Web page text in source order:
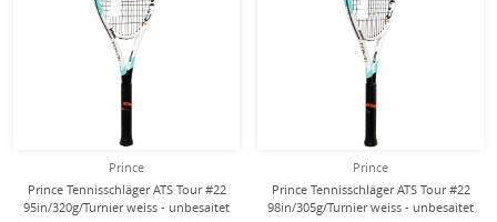
Prince
Prince Tennisschläger ATS Tour #22
95in/320g/Turnier weiss - unbesaitet
Prince
Prince Tennisschläger ATS Tour #22
98in/305g/Turnier weiss - unbesaitet